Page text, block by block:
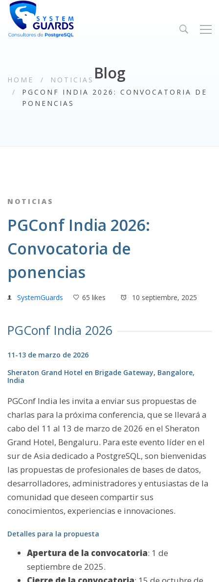
Blog
HOME
NOTICIAS
PGCONF INDIA 2026: CONVOCATORIA DE
PONENCIAS
NOTICIAS
PGConf India 2026:
Convocatoria de
ponencias
SystemGuards 65 likes 10 septiembre, 2025
PGConf India 2026
11-13 de marzo de 2026
Sheraton Grand Hotel en Brigade Gateway, Bangalore,
India
PGConf India les invita a enviar sus propuestas de
charlas para la próxima conferencia, que se llevará a
cabo del 11 al 13 de marzo de 2026 en el Sheraton
Grand Hotel, Bengaluru. Para este evento líder en el
sur de Asia dedicado a PostgreSQL, son bienvenidas
las propuestas de profesionales de bases de datos,
desarrolladores, administradores y entusiastas de la
comunidad que deseen compartir sus
conocimientos, experiencias e innovaciones.
Detalles para la propuesta
Apertura de la convocatoria: 1 de
septiembre de 2025.